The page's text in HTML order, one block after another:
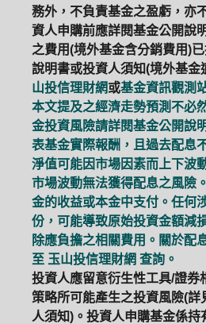
務外，不負責基金之盈虧，亦
資人申購前應詳閱基金公開說
之費用(境外基金含分銷費用)
說明書或投資人須知(境外基金
山投信理財網或基金資訊觀測
本文提及之經濟走勢預測不必
金投資風險請詳閱基金公開說
表基金實際報酬，且過去配息
淨值可能因市場因素而上下波
市場波動無法獲得配息之風險
金的收益或本金中支付。任何
份，可能導致原始投資金額減
除應負擔之相關費用。關於配
至 玉山投信理財網 查詢。
投資人應留意衍生性工具/證券
策略所可能產生之投資風險(詳
人須知)。投資人申購基金係持